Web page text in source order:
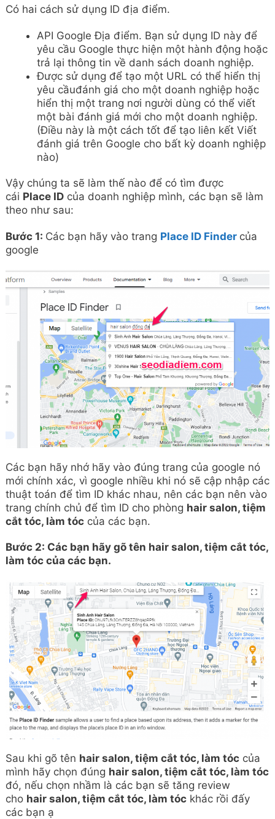
Có hai cách sử dụng ID địa điểm.
API Google Địa điểm. Bạn sử dụng ID này để
yêu cầu Google thực hiện một hành động hoặc
trả lại thông tin về danh sách doanh nghiệp.
Được sử dụng để tạo một URL có thể hiển thị
yêu cầuđánh giá cho một doanh nghiệp hoặc
hiển thị một trang nơi người dùng có thể viết
một bài đánh giá mới cho một doanh nghiệp.
(Điều này là một cách tốt để tạo liên kết Viết
đánh giá trên Google cho bất kỳ doanh nghiệp
nào)
Vậy chúng ta sẽ làm thế nào để có tìm được
cái Place ID của doanh nghiệp mình, các bạn sẽ làm
theo như sau:
Bước 1: Các bạn hãy vào trang Place ID Finder của
google
Các bạn hãy nhớ hãy vào đúng trang của google nó
mới chính xác, vì google nhiều khi nó sẽ cập nhập các
thuật toán để tìm ID khác nhau, nên các bạn nên vào
trang chính chủ để tìm ID cho phòng hair salon, tiệm
cắt tóc, làm tóc của các bạn.
Bước 2: Các bạn hãy gõ tên hair salon, tiệm cắt tóc,
làm tóc của các bạn.
Sau khi gõ tên hair salon, tiệm cắt tóc, làm tóc của
mình hãy chọn đúng hair salon, tiệm cắt tóc, làm tóc
đó, nếu chọn nhầm là các bạn sẽ tăng review
cho hair salon, tiệm cắt tóc, làm tóc khác rồi đấy
các bạn ạ